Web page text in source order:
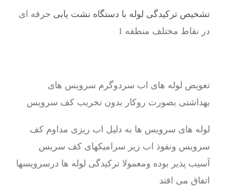
تشخیص ترکیدگی لوله با دستگاه نشت یابی حرفه ای
در نقاط مختلف منطقه 1
تعویض لوله های اب سردوگرم سرویس های
بهداشتی بصورت روکار بدون تخریب کف سرویس
لوله های سرویس ها به دلیل اب ریزی مداوم کف
سرویس ونفوذ اب زیر سرامیکهای کف سریس
آسیب پذیر بوده ومعمولا ترکیدگی لوله ها درسرویسها
اتفاق می افتد